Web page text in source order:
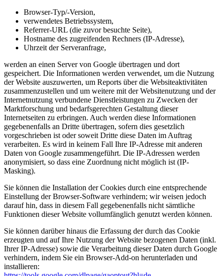
Browser-Typ/-Version,
verwendetes Betriebssystem,
Referrer-URL (die zuvor besuchte Seite),
Hostname des zugreifenden Rechners (IP-Adresse),
Uhrzeit der Serveranfrage,
werden an einen Server von Google übertragen und dort
gespeichert. Die Informationen werden verwendet, um die Nutzung
der Website auszuwerten, um Reports über die Websiteaktivitäten
zusammenzustellen und um weitere mit der Websitenutzung und der
Internetnutzung verbundene Dienstleistungen zu Zwecken der
Marktforschung und bedarfsgerechten Gestaltung dieser
Internetseiten zu erbringen. Auch werden diese Informationen
gegebenenfalls an Dritte übertragen, sofern dies gesetzlich
vorgeschrieben ist oder soweit Dritte diese Daten im Auftrag
verarbeiten. Es wird in keinem Fall Ihre IP-Adresse mit anderen
Daten von Google zusammengeführt. Die IP-Adressen werden
anonymisiert, so dass eine Zuordnung nicht möglich ist (IP-
Masking).
Sie können die Installation der Cookies durch eine entsprechende
Einstellung der Browser-Software verhindern; wir weisen jedoch
darauf hin, dass in diesem Fall gegebenenfalls nicht sämtliche
Funktionen dieser Website vollumfänglich genutzt werden können.
Sie können darüber hinaus die Erfassung der durch das Cookie
erzeugten und auf Ihre Nutzung der Website bezogenen Daten (inkl.
Ihrer IP-Adresse) sowie die Verarbeitung dieser Daten durch Google
verhindern, indem Sie ein Browser-Add-on herunterladen und
installieren: